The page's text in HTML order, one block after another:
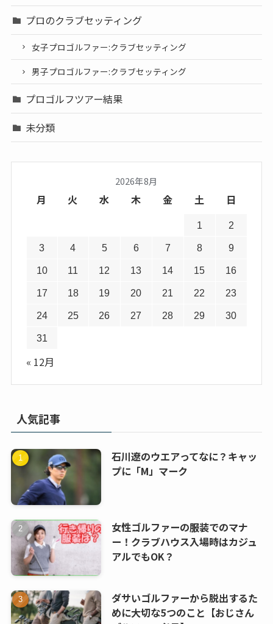
プロのクラブセッティング
女子プロゴルファー:クラブセッティング
男子プロゴルファー:クラブセッティング
プロゴルフツアー結果
未分類
2026年8月
月 火 水 木 金 土 日
1 2
3 4 5 6 7 8 9
10 11 12 13 14 15 16
17 18 19 20 21 22 23
24 25 26 27 28 29 30
31
« 12月
人気記事
石川遼のウエアってなに？キャッ
プに「M」マーク
女性ゴルファーの服装でのマナ
ー！クラブハウス入場時はカジュ
アルでもOK？
ダサいゴルファーから脱出するた
めに大切な5つのこと【おじさん